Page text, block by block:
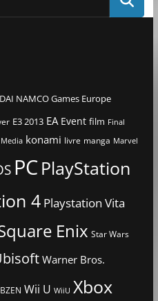
NAMCO Games Europe
E3 2013 EA Event film Final
konami livre manga Marvel
PCPlayStation
4 Playstation Vita
Enix Star Wars
Warner Bros.
Wii U WiiU Xbox